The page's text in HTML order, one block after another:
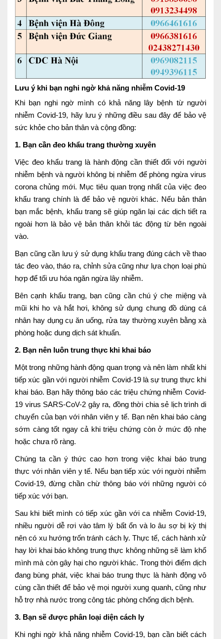
Lưu ý khi bạn nghi ngờ khả năng nhiễm Covid-19
Khi bạn nghi ngờ mình có khả năng lây bệnh từ người
nhiễm Covid-19, hãy lưu ý những điều sau đây để bảo vệ
sức khỏe cho bản thân và cộng đồng:
1. Bạn cần đeo khẩu trang thường xuyên
Việc đeo khẩu trang là hành động cần thiết đối với người
nhiễm bệnh và người không bị nhiễm để phòng ngừa virus
corona chủng mới. Mục tiêu quan trọng nhất của việc đeo
khẩu trang chính là để bảo vệ người khác. Nếu bản thân
bạn mắc bệnh, khẩu trang sẽ giúp ngăn lại các dịch tiết ra
ngoài hơn là bảo vệ bản thân khỏi tác động từ bên ngoài
vào.
Bạn cũng cần lưu ý sử dụng khẩu trang đúng cách về thao
tác đeo vào, tháo ra, chỉnh sửa cũng như lựa chọn loại phù
hợp để tối ưu hóa ngăn ngừa lây nhiễm.
Bên cạnh khẩu trang, bạn cũng cần chú ý che miệng và
mũi khi ho và hắt hơi, không sử dụng chung đồ dùng cá
nhân hay dụng cụ ăn uống, rửa tay thường xuyên bằng xà
phòng hoặc dung dịch sát khuẩn.
2. Bạn nên luôn trung thực khi khai báo
Một trong những hành động quan trọng và nên làm nhất khi
tiếp xúc gần với người nhiễm Covid-19 là sự trung thực khi
khai báo. Bạn hãy thông báo các triệu chứng nhiễm Covid-
19 virus SARS-CoV-2 gây ra, đồng thời chia sẻ lịch trình di
chuyển của bạn với nhân viên y tế. Bạn nên khai báo càng
sớm càng tốt ngay cả khi triệu chứng còn ở mức độ nhẹ
hoặc chưa rõ ràng.
Chúng ta cần ý thức cao hơn trong việc khai báo trung
thực với nhân viên y tế. Nếu bạn tiếp xúc với người nhiễm
Covid-19, đừng chần chừ thông báo với những người có
tiếp xúc với bạn.
Sau khi biết mình có tiếp xúc gần với ca nhiễm Covid-19,
nhiều người dễ rơi vào tâm lý bất ổn và lo âu sợ bị kỳ thị
nên có xu hướng trốn tránh cách ly. Thực tế, cách hành xử
hay lời khai báo không trung thực không những sẽ làm khổ
mình mà còn gây hại cho người khác. Trong thời điểm dịch
đang bùng phát, việc khai báo trung thực là hành động vô
cùng cần thiết để bảo vệ mọi người xung quanh, cũng như
hỗ trợ nhà nước trong công tác phòng chống dịch bệnh.
3. Bạn sẽ được phân loại diện cách ly
Khi nghi ngờ khả năng nhiễm Covid-19, bạn cần biết cách